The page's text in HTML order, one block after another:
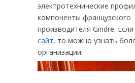
электротехнические
компоненты французского
производителя Gindre. Если
сайт, то можно узнать
организации.